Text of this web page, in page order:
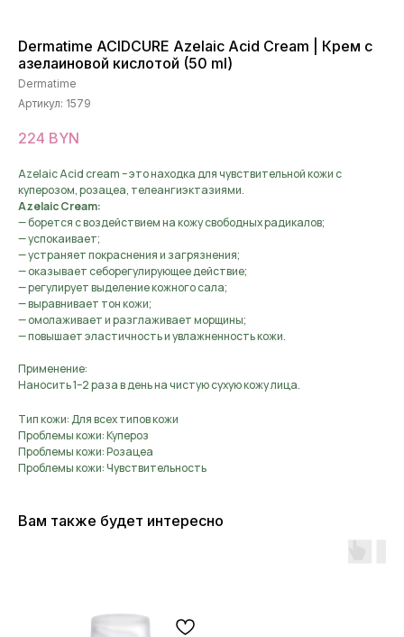
Dermatime ACIDCURE Azelaic Acid Cream | Крем с
азелаиновой кислотой (50 ml)
Dermatime
Артикул: 1579
224 BYN
Аzelaic Acid cream – это находка для чувствительной кожи с
куперозом, розацеа, телеангиэктазиями.
Azelaic Cream:
— борется с воздействием на кожу свободных радикалов;
— успокаивает;
— устраняет покраснения и загрязнения;
— оказывает себорегулирующее действие;
— регулирует выделение кожного сала;
— выравнивает тон кожи;
— омолаживает и разглаживает морщины;
— повышает эластичность и увлажненность кожи.
Применение:
Наносить 1–2 раза в день на чистую сухую кожу лица.
Тип кожи: Для всех типов кожи
Проблемы кожи: Купероз
Проблемы кожи: Розацеа
Проблемы кожи: Чувствительность
Вам также будет интересно